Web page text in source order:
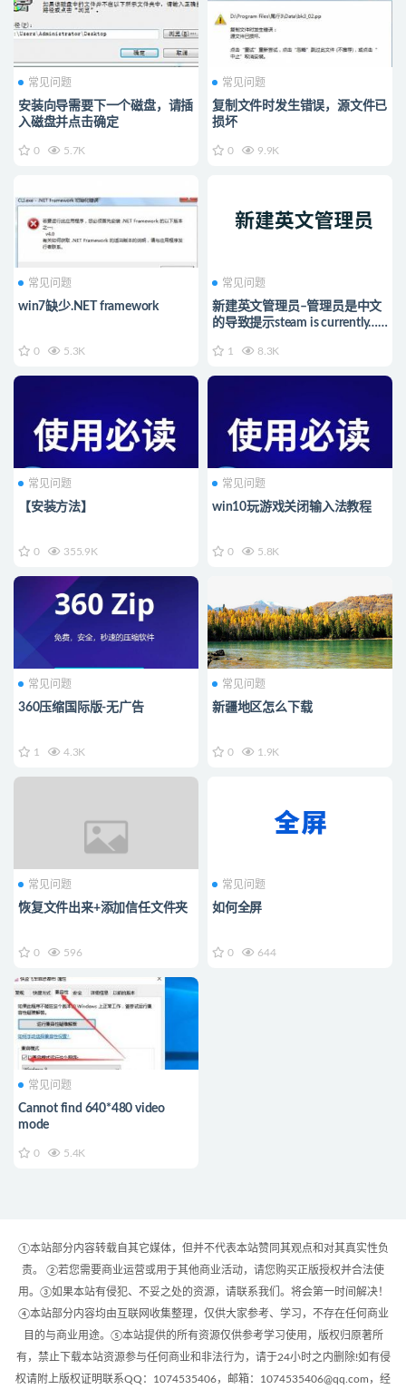
常见问题
安装向导需要下一个磁盘，请插
入磁盘并点击确定
0 5.7K
常见问题
复制文件时发生错误，源文件已
损坏
0 9.9K
常见问题
win7缺少.NET framework
0 5.3K
常见问题
新建英文管理员–管理员是中文
的导致提示steam is currently…
1 8.3K
常见问题
【安装方法】
0 355.9K
常见问题
win10玩游戏关闭输入法教程
0 5.8K
常见问题
360压缩国际版-无广告
1 4.3K
常见问题
新疆地区怎么下载
0 1.9K
常见问题
恢复文件出来+添加信任文件夹
0 596
常见问题
如何全屏
0 644
常见问题
Cannot find 640*480 video
mode
0 5.4K
①本站部分内容转载自其它媒体，但并不代表本站赞同其观点和对其真实性负
责。 ②若您需要商业运营或用于其他商业活动，请您购买正版授权并合法使
用。③如果本站有侵犯、不妥之处的资源，请联系我们。将会第一时间解决！
④本站部分内容均由互联网收集整理，仅供大家参考、学习，不存在任何商业
目的与商业用途。⑤本站提供的所有资源仅供参考学习使用，版权归原著所
有，禁止下载本站资源参与任何商业和非法行为，请于24小时之内删除!如有侵
权请附上版权证明联系QQ：1074535406，邮箱：1074535406@qq.com，经